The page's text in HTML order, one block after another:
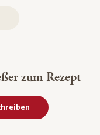
zum Rezept